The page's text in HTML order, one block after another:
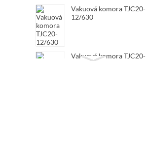
Vakuová komora TJC20-
12/630
Vakuová komora TJC20-